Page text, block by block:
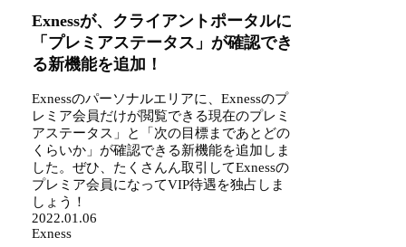
Exnessが、クライアントポータルに
「プレミアステータス」が確認でき
る新機能を追加！
Exnessのパーソナルエリアに、Exnessのプ
レミア会員だけが閲覧できる現在のプレミ
アステータス」と「次の目標まであとどの
くらいか」が確認できる新機能を追加しま
した。ぜひ、たくさんん取引してExnessの
プレミア会員になってVIP待遇を独占しま
しょう！
2022.01.06
Exness